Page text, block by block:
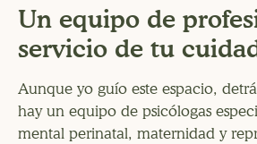
Un equipo de
servicio de tu
Aunque yo guío este espacio,
hay un equipo de psicólogas
mental perinatal, maternidad y